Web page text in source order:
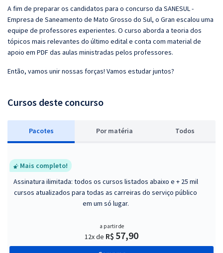
A fim de preparar os candidatos para o concurso da SANESUL -
Empresa de Saneamento de Mato Grosso do Sul, o Gran escalou uma
equipe de professores experientes. O curso aborda a teoria dos
tópicos mais relevantes do último edital e conta com material de
apoio em PDF das aulas ministradas pelos professores.
Então, vamos unir nossas forças! Vamos estudar juntos?
Cursos deste concurso
Pacotes Por matéria Todos
Mais completo!
Assinatura ilimitada: todos os cursos listados abaixo e + 25 mil
cursos atualizados para todas as carreiras do serviço público
em um só lugar.
a partir de
12x de R$ 57,90